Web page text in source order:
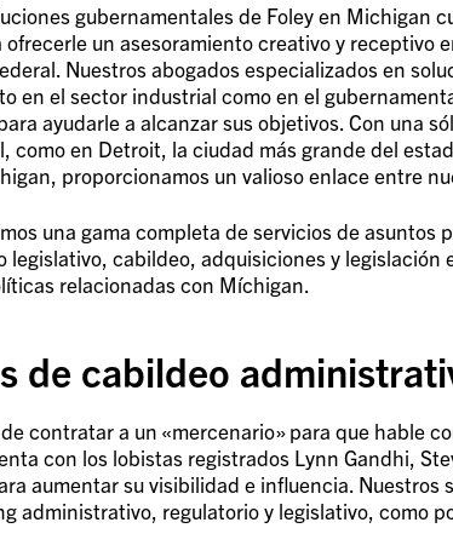
gubernamentales de Foley en Michigan
ofrecerle un asesoramiento creativo y receptivo
Nuestros abogados especializados en
en el sector industrial como en el
ayudarle a alcanzar sus objetivos. Con una
como en Detroit, la ciudad más grande del
proporcionamos un valioso enlace entre
una gama completa de servicios de
legislativo, cabildeo, adquisiciones y legislación
relacionadas con Míchigan.
de cabildeo
contratar a un «mercenario» para que hable
con los lobistas registrados Lynn Gandhi,
aumentar su visibilidad e influencia. Nuestros
administrativo, regulatorio y legislativo, como